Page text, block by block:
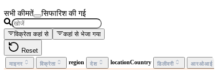
सभी कीमतें सिफारिश की गई
विक्रेता कहां से कहां से भेजा गया
Reset
माइनर विक्रेता region देश locationCountry डिलीवरी आरओआई